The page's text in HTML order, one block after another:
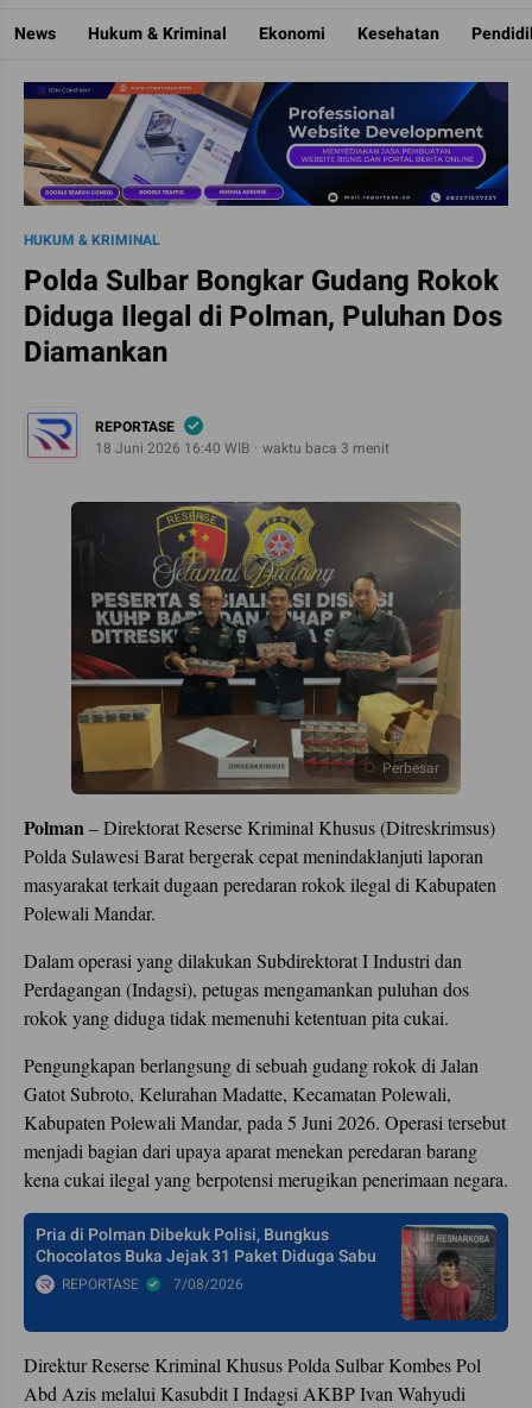
Reportase
Mengulas Fakta Di Balik Cerita
News Hukum & Kriminal Ekonomi Kesehatan
HUKUM & KRIMINAL
Polda Sulbar Bongkar Gudang Rokok
Diduga Ilegal di Polman, Puluhan Dos
Diamankan
REPORTASE
18 Juni 2026 16:40 WIB
waktu baca 3 menit
Perbesar
Polman– Direktorat Reserse Kriminal Khusus (Ditreskrimsus)
Polda Sulawesi Barat bergerak cepat menindaklanjuti laporan
masyarakat terkait dugaan peredaran rokok ilegal di Kabupaten
Polewali Mandar.
Dalam operasi yang dilakukan Subdirektorat I Industri dan
Perdagangan (Indagsi), petugas mengamankan puluhan dos
rokok yang diduga tidak memenuhi ketentuan pita cukai.
Pengungkapan berlangsung di sebuah gudang rokok di Jalan
Gatot Subroto, Kelurahan Madatte, Kecamatan Polewali,
Kabupaten Polewali Mandar, pada 5 Juni 2026. Operasi tersebut
menjadi bagian dari upaya aparat menekan peredaran barang
kena cukai ilegal yang berpotensi merugikan penerimaan negara.
Pria di Polman Dibekuk Polisi, Bungkus
Chocolatos Buka Jejak 31 Paket Diduga Sabu
REPORTASE 7/08/2026
Direktur Reserse Kriminal Khusus Polda Sulbar Kombes Pol
Abd Azis melalui Kasubdit I Indagsi AKBP Ivan Wahyudi